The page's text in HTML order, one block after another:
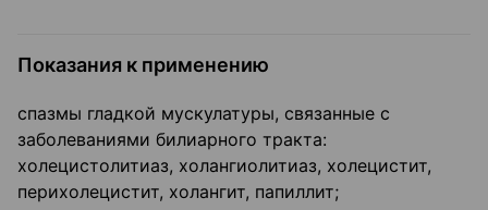
Показания к применению
спазмы гладкой мускулатуры, связанные с
заболеваниями билиарного тракта:
холецистолитиаз, холангиолитиаз, холецистит,
перихолецистит, холангит, папиллит;